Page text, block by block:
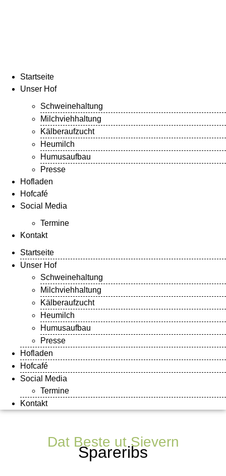
Startseite
Unser Hof
Schweinehaltung
Milchviehhaltung
Kälberaufzucht
Heumilch
Humusaufbau
Presse
Hofladen
Hofcafé
Social Media
Termine
Kontakt
Startseite
Unser Hof
Schweinehaltung
Milchviehhaltung
Kälberaufzucht
Heumilch
Humusaufbau
Presse
Hofladen
Hofcafé
Social Media
Termine
Kontakt
Dat Beste ut Sievern
Spareribs